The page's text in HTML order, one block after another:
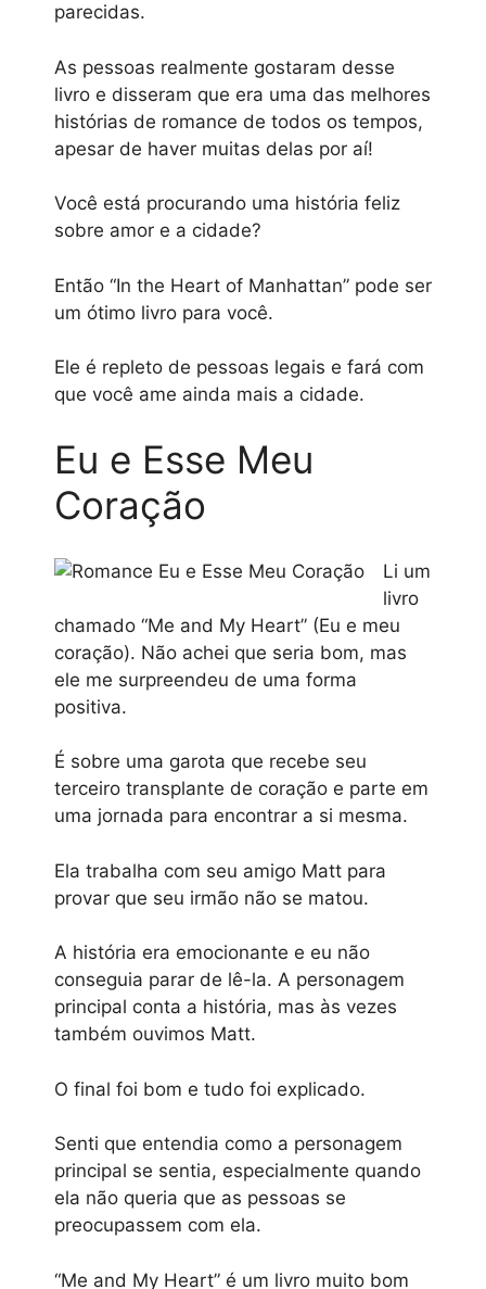
parecidas.
As pessoas realmente gostaram desse
livro e disseram que era uma das melhores
histórias de romance de todos os tempos,
apesar de haver muitas delas por aí!
Você está procurando uma história feliz
sobre amor e a cidade?
Então “In the Heart of Manhattan” pode ser
um ótimo livro para você.
Ele é repleto de pessoas legais e fará com
que você ame ainda mais a cidade.
Eu e Esse Meu
Coração
Li um
livro
chamado “Me and My Heart” (Eu e meu
coração). Não achei que seria bom, mas
ele me surpreendeu de uma forma
positiva.
É sobre uma garota que recebe seu
terceiro transplante de coração e parte em
uma jornada para encontrar a si mesma.
Ela trabalha com seu amigo Matt para
provar que seu irmão não se matou.
A história era emocionante e eu não
conseguia parar de lê-la. A personagem
principal conta a história, mas às vezes
também ouvimos Matt.
O final foi bom e tudo foi explicado.
Senti que entendia como a personagem
principal se sentia, especialmente quando
ela não queria que as pessoas se
preocupassem com ela.
“Me and My Heart” é um livro muito bom